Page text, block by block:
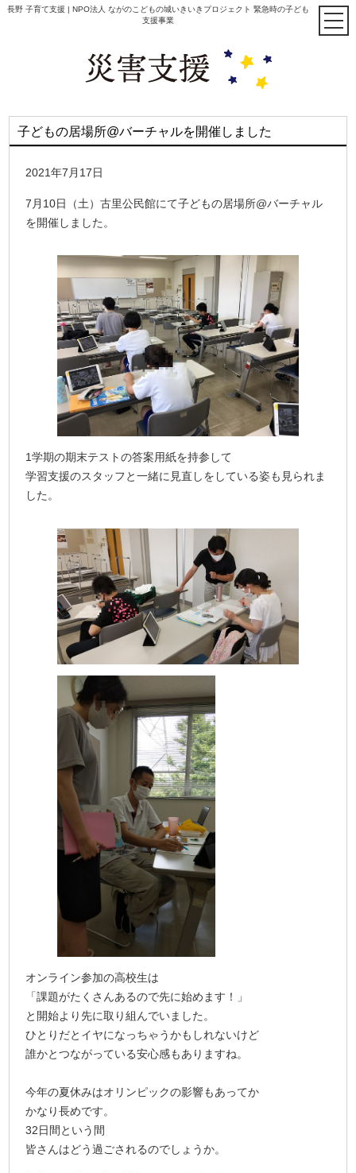
長野 子育て支援 | NPO法人 ながのこどもの城いきいきプロジェクト 緊急時の子ども
支援事業
子どもの居場所@バーチャルを開催しました
2021年7月17日
7月10日（土）古里公民館にて子どもの居場所@バーチャル
を開催しました。
1学期の期末テストの答案用紙を持参して
学習支援のスタッフと一緒に見直しをしている姿も見られま
した。
オンライン参加の高校生は
「課題がたくさんあるので先に始めます！」
と開始より先に取り組んでいました。
ひとりだとイヤになっちゃうかもしれないけど
誰かとつながっている安心感もありますね。
今年の夏休みはオリンピックの影響もあってか
かなり長めです。
32日間という間
皆さんはどう過ごされるのでしょうか。